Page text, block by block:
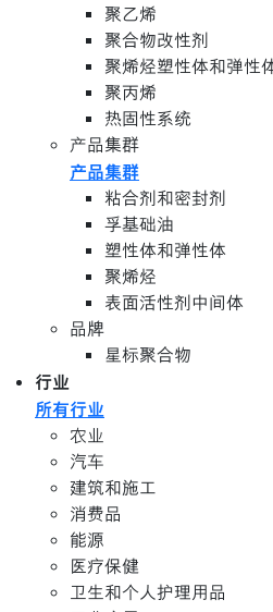
聚乙烯
聚合物改性剂
聚烯烃塑性体和弹性
聚丙烯
热固性系统
产品集群
产品集群
粘合剂和密封剂
孚基础油
塑性体和弹性体
聚烯烃
表面活性剂中间体
品牌
星标聚合物
行业
所有行业
农业
汽车
建筑和施工
消费品
能源
医疗保健
卫生和个人护理用品